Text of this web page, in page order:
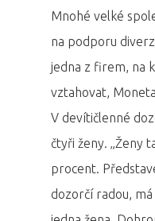
Mnohé velké
na podporu
jedna z firem, na
vztahovat,
V devítičlenné
čtyři ženy. „Ženy
procent.
dozorčí radou,